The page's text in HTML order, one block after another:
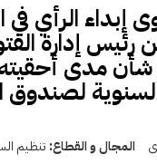
الرأي في
رئيس إدارة
شأن مدى
لصندوق
المجال و القطاع: تنظيم